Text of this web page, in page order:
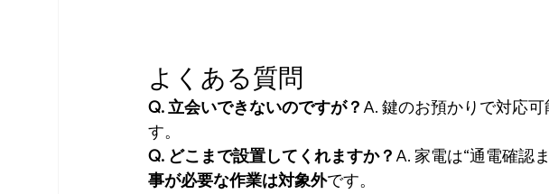
よくある質問
Q. 立会いできないのですが？A. 鍵のお預かりで対応
す。
Q. どこまで設置してくれますか？A. 家電は“通電確認
事が必要な作業は対象外です。